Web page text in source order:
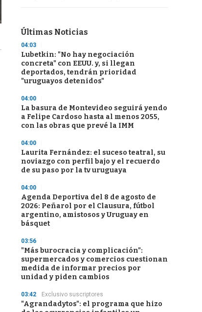
Últimas Noticias
04:03
Lubetkin: "No hay negociación
concreta" con EEUU. y, si llegan
deportados, tendrán prioridad
"uruguayos detenidos"
04:00
La basura de Montevideo seguirá yendo
a Felipe Cardoso hasta al menos 2055,
con las obras que prevé la IMM
04:00
Laurita Fernández: el suceso teatral, su
noviazgo con perfil bajo y el recuerdo
de su paso por la tv uruguaya
04:00
Agenda Deportiva del 8 de agosto de
2026: Peñarol por el Clausura, fútbol
argentino, amistosos y Uruguay en
básquet
03:56
"Más burocracia y complicación":
supermercados y comercios cuestionan
medida de informar precios por
unidad y piden cambios
03:42 Exclusivo suscriptores
"Agrandadytos": el programa que hizo